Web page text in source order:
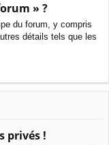
» ?
du forum, y compris
détails tels que les
privés !